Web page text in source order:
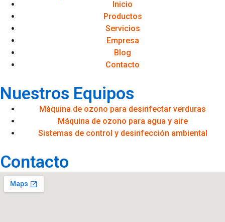
Inicio
Productos
Servicios
Empresa
Blog
Contacto
Nuestros Equipos
Máquina de ozono para desinfectar verduras
Máquina de ozono para agua y aire
Sistemas de control y desinfección ambiental
Contacto